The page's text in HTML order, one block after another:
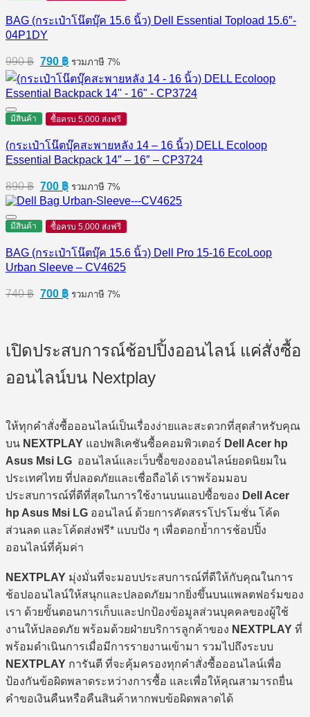
BAG (กระเป๋าโน๊ตบุ๊ค 15.6 นิ้ว) Dell Essential Topload 15.6″-
04P1DY
990฿ Original
price
was:
990 ฿.
790 ฿Current
price
is:
790 ฿.
รวมภาษี 7%
มีสินค้า ซื้อครบ 5,000 ส่งฟรี
(กระเป๋าโน๊ตบุ๊คสะพายหลัง 14 – 16 นิ้ว) DELL Ecoloop
Essential Backpack 14″ – 16″ – CP3724
890฿ Original
price
was:
890 ฿.
700 ฿Current
price
is:
700 ฿.
รวมภาษี 7%
มีสินค้า ซื้อครบ 5,000 ส่งฟรี
BAG (กระเป๋าโน๊ตบุ๊ค 15.6 นิ้ว) Dell Pro 15-16 EcoLoop
Urban Sleeve – CV4625
740฿ Original
price
700 ฿Current
price
รวมภาษี 7%
เปิดประสบการณ์ช้อปปิ้งออนไลน์ แค่สั่งซื้อ
ออนไลน์บน Nextplay
ให้ทุกคำสั่งซื้อออนไลน์เป็นเรื่องง่ายและสะดวกที่สุดสำหรับคุณ
บน NEXTPLAY แอปพลิเคชันซื้อคอมพิวเตอร์ Dell Acer hp
Asus Msi LG ออนไลน์และเว็บซื้อของออนไลน์ยอดนิยมใน
ประเทศไทย ที่ปลอดภัยและเชื่อถือได้ เราพร้อมมอบ
ประสบการณ์ที่ดีที่สุดในการใช้งานบนแอปซื้อของ Dell Acer
hp Asus Msi LG ออนไลน์ ด้วยการคัดสรรโปรโมชั่น โค้ด
ส่วนลด และโค้ดส่งฟรี* แบบปัง ๆ เพื่อตอกย้ำการช้อปปิ้ง
ออนไลน์ที่คุ้มค่า
NEXTPLAY มุ่งมั่นที่จะมอบประสบการณ์ที่ดีให้กับคุณในการ
ช้อปออนไลน์ให้สนุกและปลอดภัยมากยิ่งขึ้นบนแพลตฟอร์มของ
เรา ด้วยขั้นตอนการเก็บและปกป้องข้อมูลส่วนบุคคลของผู้ใช้
งานให้ปลอดภัย พร้อมด้วยฝ่ายบริการลูกค้าของ NEXTPLAY ที่
พร้อมดำเนินการเมื่อมีการรายงานเข้ามา รวมไปถึงระบบ
NEXTPLAY การันตี ที่จะคุ้มครองทุกคำสั่งซื้อออนไลน์เพื่อ
ป้องกันข้อผิดพลาดระหว่างการซื้อ และเพื่อให้คุณสามารถยื่น
คำขอเงินคืนหรือคืนสินค้าหากพบข้อผิดพลาดได้